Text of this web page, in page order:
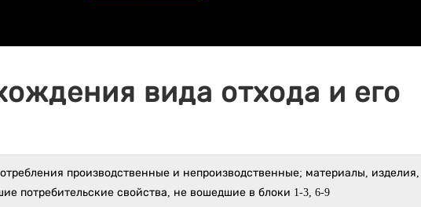
вида отхода и его
производственные и непроизводственные; материалы, изделия,
потребительские свойства, не вошедшие в блоки 1-3, 6-9